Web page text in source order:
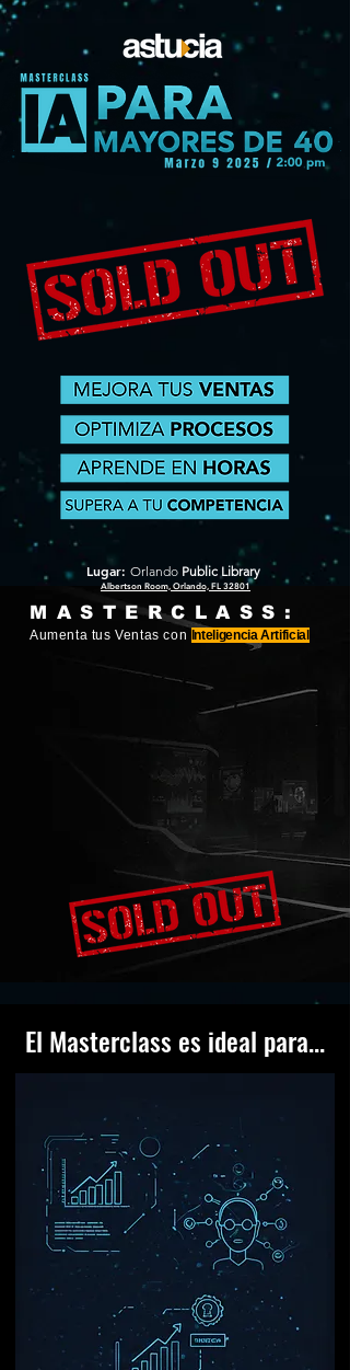
Lugar: Orlando Public Library
Albertson Room, Orlando, FL 32801
MASTERCLASS:
Aumenta tus Ventas con Inteligencia Artificial
El Masterclass es ideal para...